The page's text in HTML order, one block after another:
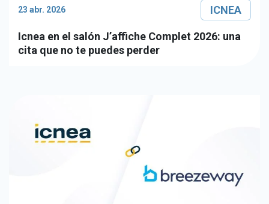
23 abr. 2026 ICNEA
Icnea en el salón J’affiche Complet 2026: una
cita que no te puedes perder